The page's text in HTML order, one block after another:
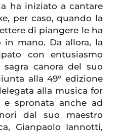
ha iniziato a cantare
per caso, quando la
di piangere le ha
mano. Da allora, la
con entusiasmo
canora del suo
alla 49° edizione
alla musica for
e spronata anche ad
dal suo maestro
Gianpaolo Iannotti,